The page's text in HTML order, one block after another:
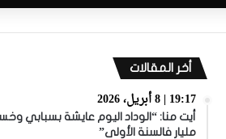
أخر المقالات
19:17 | 8 أبريل، 2026
مليار فالسنة الأولى”